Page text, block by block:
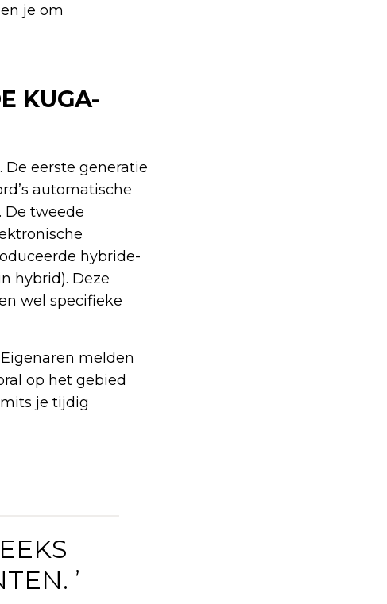
je om
KUGA-
De eerste generatie
automatische
De tweede
hybride-
hybrid). Deze
wel specifieke
melden
op het gebied
je tijdig
’